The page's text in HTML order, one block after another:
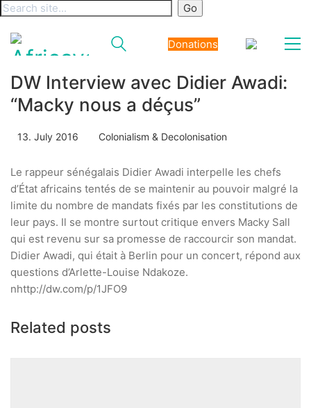
Donations
DW Interview avec Didier Awadi:
“Macky nous a déçus”
13. July 2016 Colonialism & Decolonisation
Le rappeur sénégalais Didier Awadi interpelle les chefs
d’État africains tentés de se maintenir au pouvoir malgré la
limite du nombre de mandats fixés par les constitutions de
leur pays. Il se montre surtout critique envers Macky Sall
qui est revenu sur sa promesse de raccourcir son mandat.
Didier Awadi, qui était à Berlin pour un concert, répond aux
questions d’Arlette-Louise Ndakoze.
nhttp://dw.com/p/1JFO9
Related posts